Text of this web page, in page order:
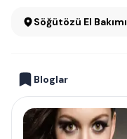
Söğütözü El Bakımı
Bloglar